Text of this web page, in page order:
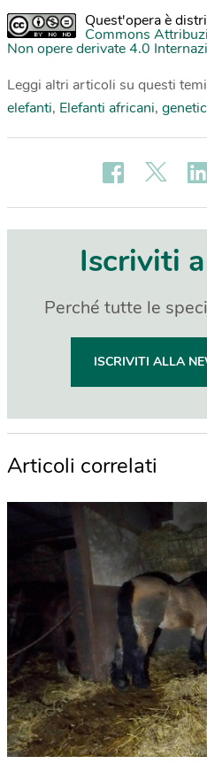
Quest'opera è
Commons
Non opere derivate 4.0
Leggi altri articoli su questi
elefanti, Elefanti africani,
Iscriviti
Perché tutte le
ISCRIVITI ALLA
Articoli correlati